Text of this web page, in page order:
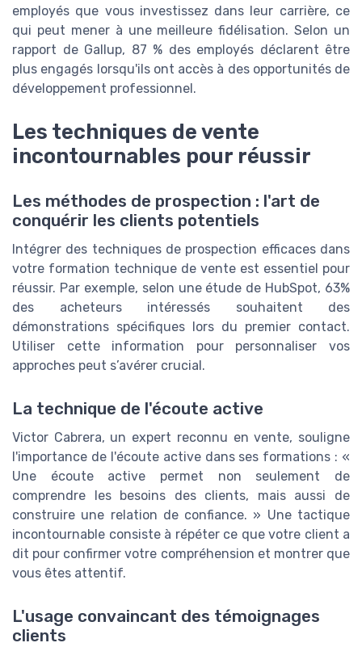
employés que vous investissez dans leur carrière, ce
qui peut mener à une meilleure fidélisation. Selon un
rapport de Gallup, 87 % des employés déclarent être
plus engagés lorsqu'ils ont accès à des opportunités de
développement professionnel.
Les techniques de vente
incontournables pour réussir
Les méthodes de prospection : l'art de
conquérir les clients potentiels
Intégrer des techniques de prospection efficaces dans
votre formation technique de vente est essentiel pour
réussir. Par exemple, selon une étude de HubSpot, 63%
des acheteurs intéressés souhaitent des
démonstrations spécifiques lors du premier contact.
Utiliser cette information pour personnaliser vos
approches peut s’avérer crucial.
La technique de l'écoute active
Victor Cabrera, un expert reconnu en vente, souligne
l'importance de l'écoute active dans ses formations : «
Une écoute active permet non seulement de
comprendre les besoins des clients, mais aussi de
construire une relation de confiance. » Une tactique
incontournable consiste à répéter ce que votre client a
dit pour confirmer votre compréhension et montrer que
vous êtes attentif.
L'usage convaincant des témoignages
clients